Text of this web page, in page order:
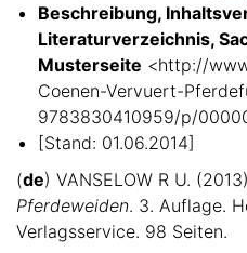
Beschreibung,
Literaturverzeichnis,
Musterseite <http://
Coenen-Vervuert-
9783830410959/p/
[Stand: 01.06.2014]
(de) VANSELOW R U.
Pferdeweiden. 3. Auflage.
Verlagsservice. 98 Seiten.